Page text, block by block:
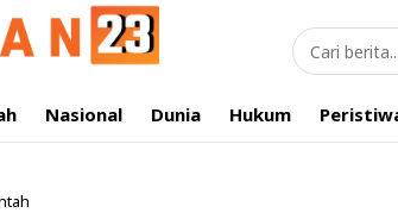
Nasional Dunia Hukum